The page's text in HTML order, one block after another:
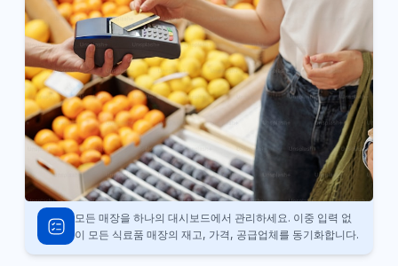
모든 매장을 하나의 대시보드에서 관리하세요. 이중 입력 없
이 모든 식료품 매장의 재고, 가격, 공급업체를 동기화합니다.